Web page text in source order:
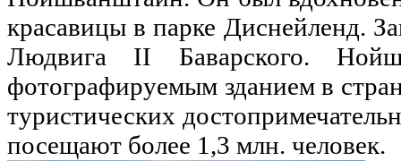
красавицы в парке Диснейленд.
Людвига II Баварского.
фотографируемым зданием в
туристических
посещают более 1,3 млн. человек.